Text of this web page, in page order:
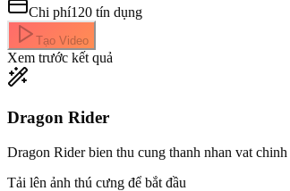
Chi phí120 tín dụng
Tạo Video
Xem trước kết quả
Dragon Rider
Dragon Rider bien thu cung thanh nhan vat
Tải lên ảnh thú cưng để bắt đầu